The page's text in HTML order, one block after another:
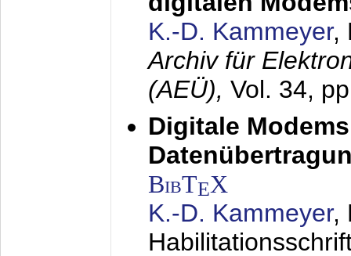
K.-D. Kammeyer,
Archiv für
(AEÜ), Vol. 34,
Digitale
BibTEX
K.-D. Kammeyer,